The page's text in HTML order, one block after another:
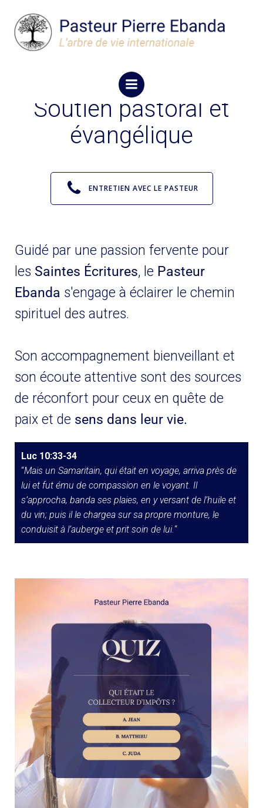
au
contenu
Relation d'aide
Soutien pastoral et
évangélique
ENTRETIEN AVEC LE PASTEUR
Guidé par une passion fervente pour
les Saintes Écritures, le Pasteur
Ebanda s'engage à éclairer le chemin
spirituel des autres.
Son accompagnement bienveillant et
son écoute attentive sont des sources
de réconfort pour ceux en quête de
paix et de sens dans leur vie.
Luc 10:33-34
“Mais un Samaritain, qui était en voyage, arriva près de
lui et fut ému de compassion en le voyant. Il
s’approcha, banda ses plaies, en y versant de l’huile et
du vin; puis il le chargea sur sa propre monture, le
conduisit à l’auberge et prit soin de lui.“